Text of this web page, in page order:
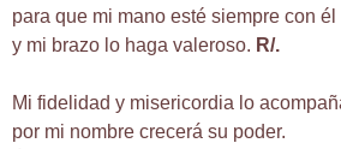
para que mi mano esté siempre con él
y mi brazo lo haga valeroso. R/.
Mi fidelidad y misericordia lo
por mi nombre crecerá su poder.